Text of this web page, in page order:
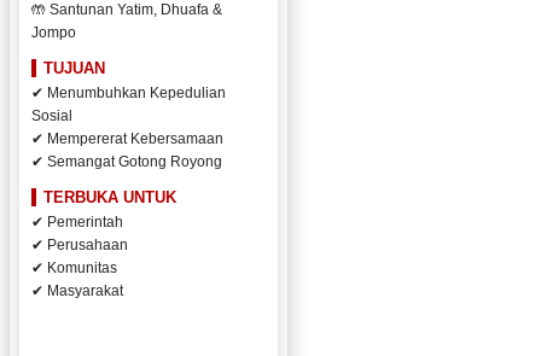
🤲 Santunan Yatim, Dhuafa &
Jompo
TUJUAN
✔ Menumbuhkan Kepedulian
Sosial
✔ Mempererat Kebersamaan
✔ Semangat Gotong Royong
TERBUKA UNTUK
✔ Pemerintah
✔ Perusahaan
✔ Komunitas
✔ Masyarakat